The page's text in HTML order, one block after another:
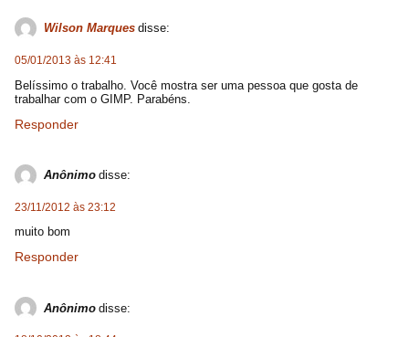
Wilson Marques disse:
05/01/2013 às 12:41
Belíssimo o trabalho. Você mostra ser uma pessoa que gosta de
trabalhar com o GIMP. Parabéns.
Responder
Anônimo disse:
23/11/2012 às 23:12
muito bom
Responder
Anônimo disse: